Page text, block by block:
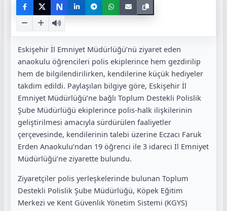
N
Eskişehir İl Emniyet Müdürlüğü’nü ziyaret eden
anaokulu öğrencileri polis ekiplerince hem gezdirilip
hem de bilgilendirilirken, kendilerine küçük hediyeler
takdim edildi. Paylaşılan bilgiye göre, Eskişehir İl
Emniyet Müdürlüğü’ne bağlı Toplum Destekli Polislik
Şube Müdürlüğü ekiplerince polis-halk ilişkilerinin
geliştirilmesi amacıyla sürdürülen faaliyetler
çerçevesinde, kendilerinin talebi üzerine Eczacı Faruk
Erden Anaokulu’ndan 19 öğrenci ile 3 idareci İl Emniyet
Müdürlüğü’ne ziyarette bulundu.
Ziyaretçiler polis yerleşkelerinde bulunan Toplum
Destekli Polislik Şube Müdürlüğü, Köpek Eğitim
Merkezi ve Kent Güvenlik Yönetim Sistemi (KGYS)